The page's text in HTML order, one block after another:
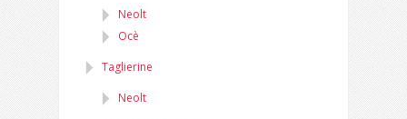
Neolt
Ocè
Taglierine
Neolt